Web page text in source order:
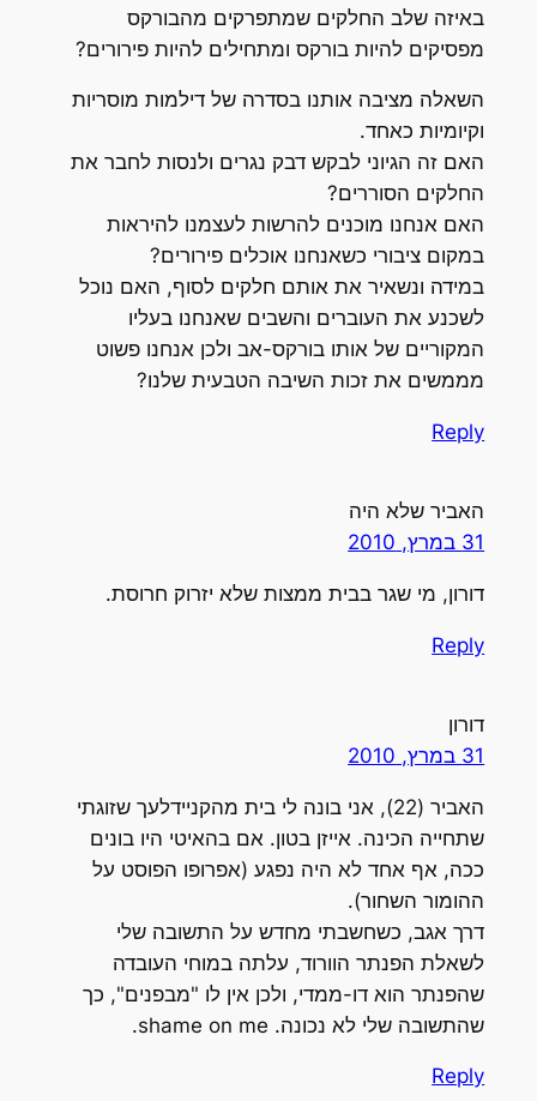
באיזה שלב החלקים שמתפרקים מהבורקס
מפסיקים להיות בורקס ומתחילים להיות פירורים?
השאלה מציבה אותנו בסדרה של דילמות מוסריות
וקיומיות כאחד.
האם זה הגיוני לבקש דבק נגרים ולנסות לחבר את
החלקים הסוררים?
האם אנחנו מוכנים להרשות לעצמנו להיראות
במקום ציבורי כשאנחנו אוכלים פירורים?
במידה ונשאיר את אותם חלקים לסוף, האם נוכל
לשכנע את העוברים והשבים שאנחנו בעליו
המקוריים של אותו בורקס-אב ולכן אנחנו פשוט
מממשים את זכות השיבה הטבעית שלנו?
Reply
האביר שלא היה
31 במרץ, 2010
דורון, מי שגר בבית ממצות שלא יזרוק חרוסת.
Reply
דורון
31 במרץ, 2010
האביר (22), אני בונה לי בית מהקניידלעך שזוגתי
שתחייה הכינה. אייזן בטון. אם בהאיטי היו בונים
ככה, אף אחד לא היה נפגע (אפרופו הפוסט על
ההומור השחור).
דרך אגב, כשחשבתי מחדש על התשובה שלי
לשאלת הפנתר הוורוד, עלתה במוחי העובדה
שהפנתר הוא דו-ממדי, ולכן אין לו "מבפנים", כך
שהתשובה שלי לא נכונה. shame on me.
Reply